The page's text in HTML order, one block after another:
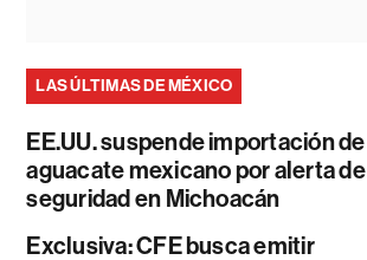
LAS ÚLTIMAS DE MÉXICO
EE.UU. suspende importación de
aguacate mexicano por alerta de
seguridad en Michoacán
Exclusiva: CFE busca emitir